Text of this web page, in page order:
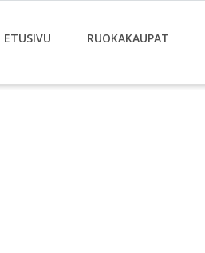
ETUSIVU RUOKAKAUPAT